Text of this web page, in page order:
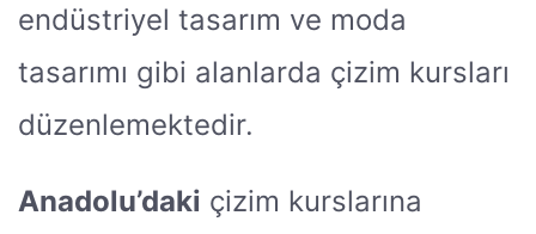
endüstriyel tasarım ve moda
tasarımı gibi alanlarda çizim kursları
düzenlemektedir.
Anadolu’daki çizim kurslarına